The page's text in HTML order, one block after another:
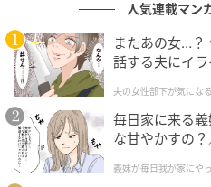
・ボディスクラブ ジェント
・ギフトボックス
・ファン ノワール
人気連載マン
またあの女…？
話する夫にイ
夫の女性部下が気になる
毎日家に来る
な甘やかすの
が】
義妹が毎日我が家にや